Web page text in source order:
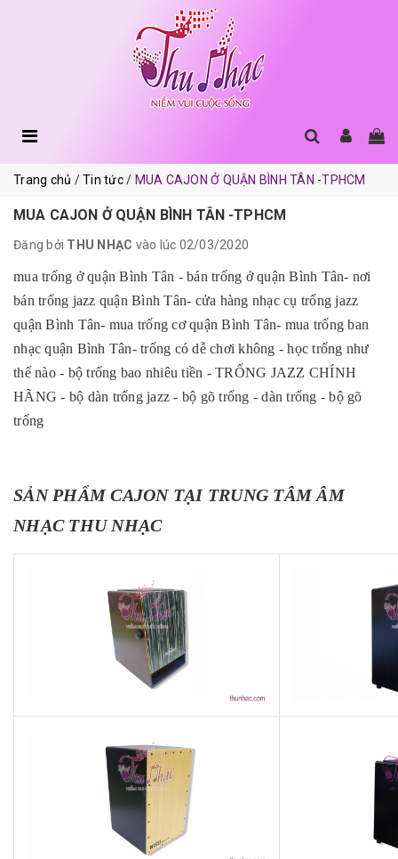
Trang chủ Tin tức MUA CAJON Ở QUẬN BÌNH TÂN -TPHCM
MUA CAJON Ở QUẬN BÌNH TÂN -TPHCM
Đăng bởi THU NHẠC vào lúc 02/03/2020
mua trống ở quận Bình Tân - bán trống ở quận Bình Tân- nơi
bán trống jazz quận Bình Tân- cửa hàng nhạc cụ trống jazz
quận Bình Tân- mua trống cơ quận Bình Tân- mua trống ban
nhạc quận Bình Tân- trống có dễ chơi không - học trống như
thế nào - bộ trống bao nhiêu tiền - TRỐNG JAZZ CHÍNH
HÃNG - bộ dàn trống jazz - bộ gõ trống - dàn trống - bộ gõ
trống
SẢN PHẨM CAJON TẠI TRUNG TÂM ÂM
NHẠC THU NHẠC